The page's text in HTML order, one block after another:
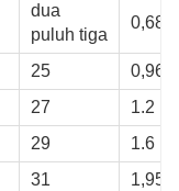
dua
puluh tiga
0,68
25
0,96
27
1.2
29
1.6
31
1,95